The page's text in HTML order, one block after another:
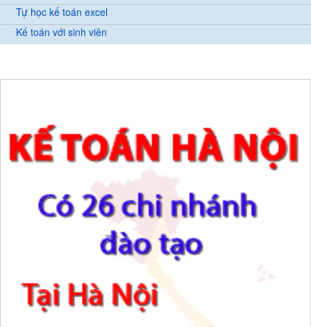
Tự học kế toán excel
Kế toán với sinh viên